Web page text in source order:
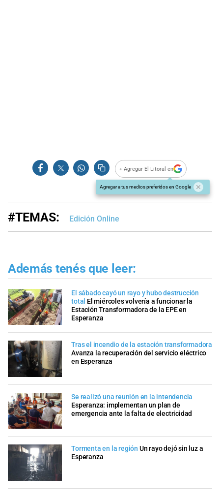
+ Agregar El Litoral en
Agregar a tus medios preferidos en Google
#TEMAS: Edición Online
Además tenés que leer:
El sábado cayó un rayo y hubo destrucción
total El miércoles volvería a funcionar la
Estación Transformadora de la EPE en
Esperanza
Tras el incendio de la estación transformadora
Avanza la recuperación del servicio eléctrico
en Esperanza
Se realizó una reunión en la intendencia
Esperanza: implementan un plan de
emergencia ante la falta de electricidad
Tormenta en la región Un rayo dejó sin luz a
Esperanza